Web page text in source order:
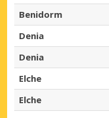
Benidorm
Denia
Denia
Elche
Elche